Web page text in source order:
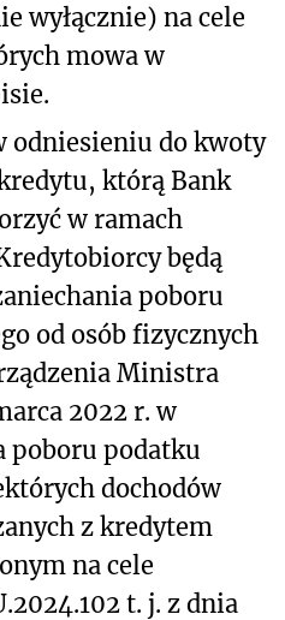
wyłącznie) na cele
mowa w
odniesieniu do kwoty
którą Bank
w ramach
będą
poboru
od osób fizycznych
Ministra
2022 r. w
poboru podatku
dochodów
z kredytem
na cele
t. j. z dnia